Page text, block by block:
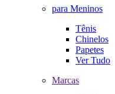
para Meninos
Tênis
Chinelos
Papetes
Ver Tudo
Marcas